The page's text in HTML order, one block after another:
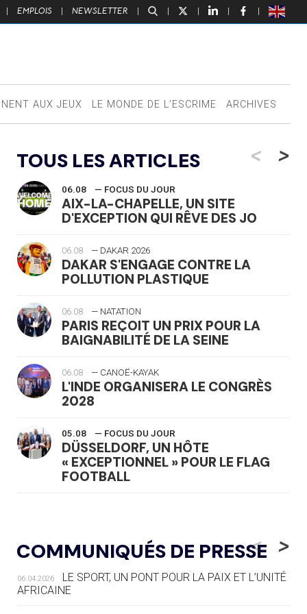
| EMPLOIS | NEWSLETTER | | | | |
AUX JEUX LE MONDE DE L’ESCRIME ARCHIVES
TOUS LES ARTICLES <
06.08 — FOCUS DU JOUR
AIX-LA-CHAPELLE, UN SITE
D'EXCEPTION QUI RÊVE DES JO
06.08 — DAKAR 2026
DAKAR S'ENGAGE CONTRE LA
POLLUTION PLASTIQUE
06.08 — NATATION
PARIS REÇOIT UN PRIX POUR LA
BAIGNABILITÉ DE LA SEINE
06.08 — CANOË-KAYAK
L'INDE ORGANISERA LE CONGRÈS
2028
05.08 — FOCUS DU JOUR
DÜSSELDORF, UN HÔTE
« EXCEPTIONNEL » POUR LE FLAG
FOOTBALL
LE RÊVE DE VOIR LA LUGE ALPINE
AUX JO « N'EST PAS FINI »
05.08 — TIR À L'ARC
DES MONDIAUX À BRISBANE SUR LA
>
COMMUNIQUÉS DE PRESSE
<
06.04.2026
LE SPORT, UN PONT POUR LA PAIX ET L’UNITÉ
AFRICAINE
>